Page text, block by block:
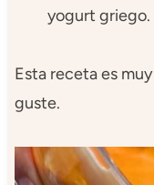
yogurt griego.
Esta receta es
guste.